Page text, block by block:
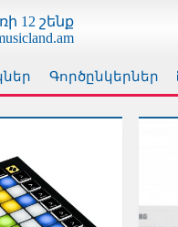
12 շենք
Գործընկերներ